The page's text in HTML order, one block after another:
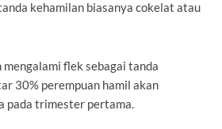
kehamilan biasanya cokelat atau
flek sebagai tanda
30% perempuan hamil akan
pada trimester pertama.